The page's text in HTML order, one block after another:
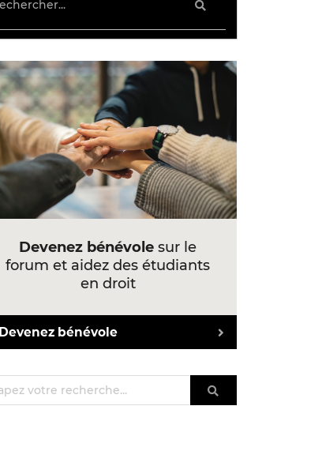
Devenez bénévole sur le
forum et aidez des étudiants
en droit
Devenez bénévole